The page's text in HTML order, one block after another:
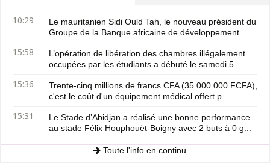
10:29
Le mauritanien Sidi Ould Tah, le nouveau président du
Groupe de la Banque africaine de développement...
15:58
L’opération de libération des chambres illégalement
occupées par les étudiants a débuté le samedi 5 ...
15:36
Trente-cinq millions de francs CFA (35 000 000 FCFA),
c'est le coût d'un équipement médical offert p...
15:31
Le Stade d’Abidjan a réalisé une bonne performance
au stade Félix Houphouët-Boigny avec 2 buts à 0 g...
Toute l'info en continu